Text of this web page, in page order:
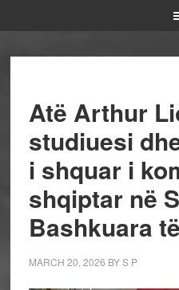
Atë Arthur
studiuesi
i shquar i
shqiptar në
Bashkuara
MARCH 20, 2026 BYS P